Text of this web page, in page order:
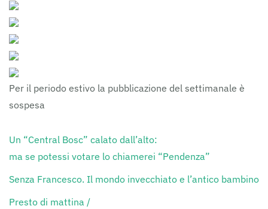
Per il periodo estivo la pubblicazione del settimanale è
sospesa
Un “Central Bosc” calato dall’alto:
ma se potessi votare lo chiamerei “Pendenza”
Senza Francesco. Il mondo invecchiato e l’antico bambino
Presto di mattina /